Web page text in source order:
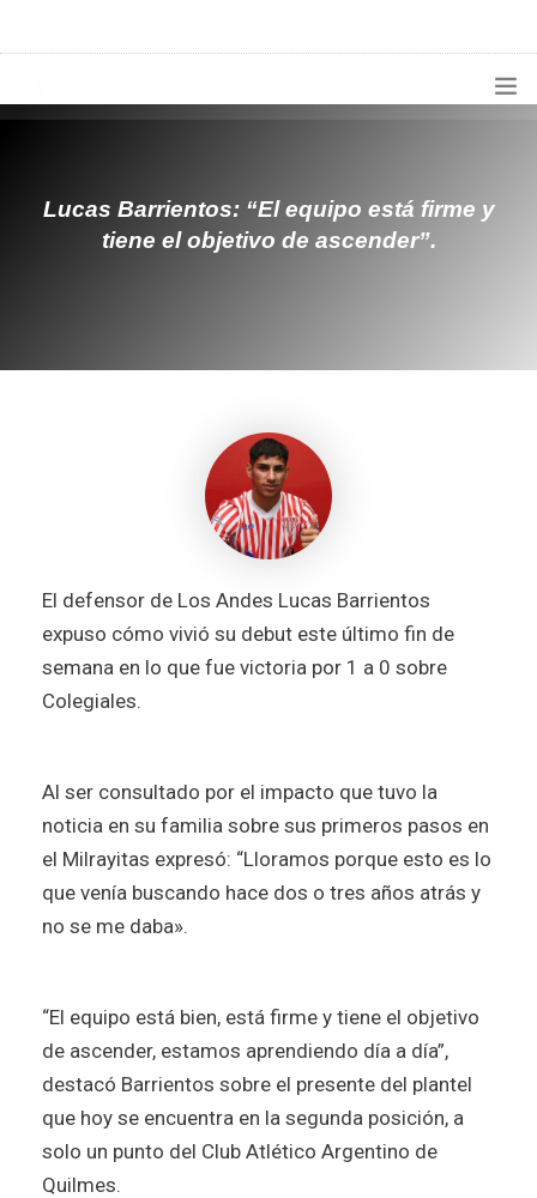
¿QUIÉNES SOMOS?
APLICACIONES
Lucas Barrientos: “El equipo está firme y
tiene el objetivo de ascender”.
El defensor de Los Andes Lucas Barrientos
expuso cómo vivió su debut este último fin de
semana en lo que fue victoria por 1 a 0 sobre
Colegiales.
Al ser consultado por el impacto que tuvo la
noticia en su familia sobre sus primeros pasos en
el Milrayitas expresó: “Lloramos porque esto es lo
que venía buscando hace dos o tres años atrás y
no se me daba».
“El equipo está bien, está firme y tiene el objetivo
de ascender, estamos aprendiendo día a día”,
destacó Barrientos sobre el presente del plantel
que hoy se encuentra en la segunda posición, a
solo un punto del Club Atlético Argentino de
Quilmes.